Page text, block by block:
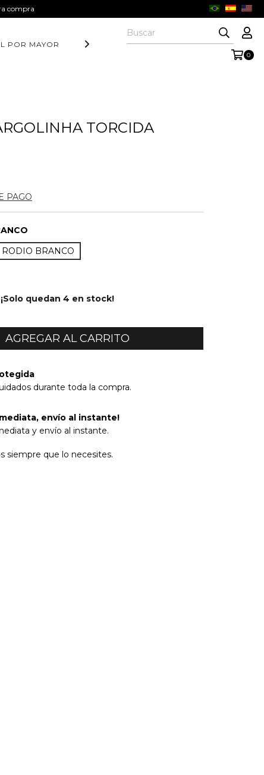
compra
POR MAYOR DIA DOS PAIS COLEÇÃO AURORA
0
TORCIDA
PAGO
RODIO BRANCO
¡Solo quedan4 en stock!
durante toda la compra.
envío al instante!
y envío al instante.
siempre que lo necesites.